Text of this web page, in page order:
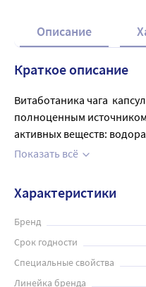
Описание
Краткое описание
Витаботаника чага
полноценным
активных веществ:
другими макро- и
продолжить. Перед
Показать всё
Характеристики
Бренд
Срок годности
Специальные свойства
Линейка бренда